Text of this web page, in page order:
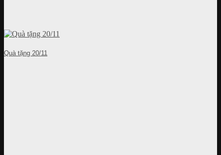
Quà tặng 20/11